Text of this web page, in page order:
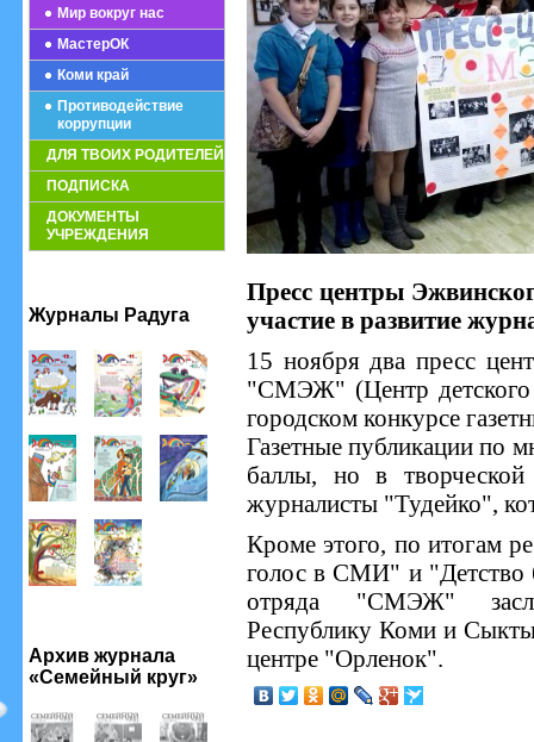
Мир вокруг нас
МастерОК
Коми край
Противодействие
коррупции
ДЛЯ ТВОИХ РОДИТЕЛЕЙ
ПОДПИСКА
ДОКУМЕНТЫ
УЧРЕЖДЕНИЯ
Журналы Радуга
Архив журнала
«Семейный круг»
Пресс центры
участие в развитие
15 ноября два пресс
"СМЭЖ" (Центр детского
городском конкурсе
Газетные публикации по
баллы, но в
журналисты "Тудейко",
Кроме этого, по итогам
голос в СМИ" и "Детство
отряда "СМЭЖ"
Республику Коми и
центре "Орленок".